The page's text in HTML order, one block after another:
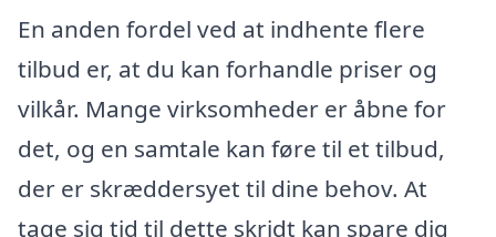
En anden fordel ved at indhente flere
tilbud er, at du kan forhandle priser og
vilkår. Mange virksomheder er åbne for
det, og en samtale kan føre til et tilbud,
der er skræddersyet til dine behov. At
tage sig tid til dette skridt kan spare dig